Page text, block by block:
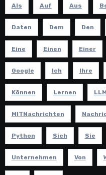
Als Auf Aus
Daten Dem Den
Eine Einen Einer
Google Ich Ihre
Können Lernen
MITNachrichten
Python Sich Sie
Unternehmen Von